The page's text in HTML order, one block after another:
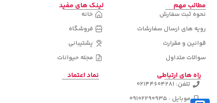
مطالب مهم
نحوه ثبت سفارش
رویه های ارسال سفارشات
قوانین و مقرارت
سوالات متداول
لینک های مفید
خانه
فروشگاه
پشتیبانی
مجله حیوانات
راه های ارتباطی
تلفن: 02144604281
موبایل : 09102290935
نماد اعتماد